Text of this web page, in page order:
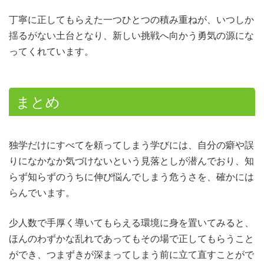
丁寧に正してもらえた一つひとつの積み重ねが、いつしか
揺るがない土台となり、新しい挑戦へ向かう勇気の源にな
ってくれています。
まとめ
独学だけにすべてを頼ってしまう学びには、自分の癖や誤
りになかなか気づけないという見落としが潜んでおり、知
らず知らずのうちに伸び悩んでしまう危うさを、確かには
らんでいます。
少人数で手厚く導いてもらえる環境に身を置いてみると、
ほんのわずかな乱れであってもその場で正してもらうこと
ができ、つまずきが深まってしまう前に立て直すことがで